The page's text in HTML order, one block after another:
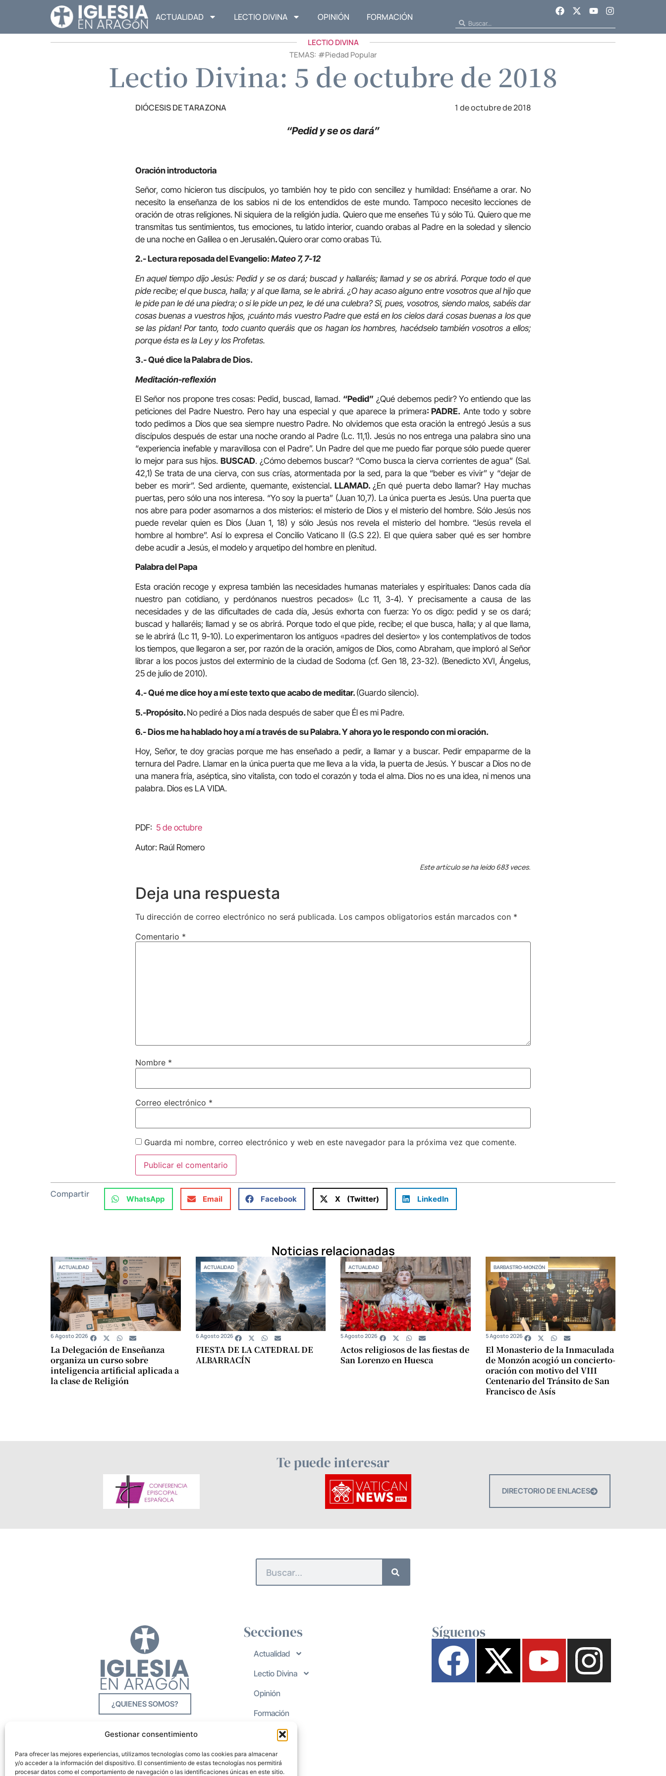
Gestionar consentimiento
Para ofrecer las mejores experiencias, utilizamos tecnologías como las cookies para almacenar
y/o acceder a la información del dispositivo. El consentimiento de estas tecnologías nos permitirá
procesar datos como el comportamiento de navegación o las identificaciones únicas en este sitio.
ACTUALIDAD LECTIO DIVINA OPINIÓN FORMACIÓN
LECTIO DIVINA
TEMAS: #Piedad Popular
Lectio Divina: 5 de octubre de 2018
DIÓCESIS DE TARAZONA 1 de octubre de 2018
“Pedid y se os dará”
Oración introductoria
Señor, como hicieron tus discípulos, yo también hoy te pido con sencillez y humildad: Enséñame a orar. No
necesito la enseñanza de los sabios ni de los entendidos de este mundo. Tampoco necesito lecciones de
oración de otras religiones. Ni siquiera de la religión judía. Quiero que me enseñes Tú y sólo Tú. Quiero que me
transmitas tus sentimientos, tus emociones, tu latido interior, cuando orabas al Padre en la soledad y silencio
de una noche en Galilea o en Jerusalén.Quiero orar como orabas Tú.
2.- Lectura reposada del Evangelio: Mateo 7, 7-12
En aquel tiempo dijo Jesús: Pedid y se os dará; buscad y hallaréis; llamad y se os abrirá. Porque todo el que
pide recibe; el que busca, halla; y al que llama, se le abrirá. ¿O hay acaso alguno entre vosotros que al hijo que
le pide pan le dé una piedra; o si le pide un pez, le dé una culebra? Si, pues, vosotros, siendo malos, sabéis dar
cosas buenas a vuestros hijos, ¡cuánto más vuestro Padre que está en los cielos dará cosas buenas a los que
se las pidan! Por tanto, todo cuanto queráis que os hagan los hombres, hacédselo también vosotros a ellos;
porque ésta es la Ley y los Profetas.
3.- Qué dice la Palabra de Dios.
Meditación-reflexión
El Señor nos propone tres cosas: Pedid, buscad, llamad. “Pedid” ¿Qué debemos pedir? Yo entiendo que las
peticiones del Padre Nuestro. Pero hay una especial y que aparece la primera: PADRE. Ante todo y sobre
todo pedimos a Dios que sea siempre nuestro Padre. No olvidemos que esta oración la entregó Jesús a sus
discípulos después de estar una noche orando al Padre (Lc. 11,1). Jesús no nos entrega una palabra sino una
“experiencia inefable y maravillosa con el Padre”. Un Padre del que me puedo fiar porque sólo puede querer
lo mejor para sus hijos. BUSCAD. ¿Cómo debemos buscar? “Como busca la cierva corrientes de agua” (Sal.
42,1) Se trata de una cierva, con sus crías, atormentada por la sed, para la que “beber es vivir” y “dejar de
beber es morir”. Sed ardiente, quemante, existencial. LLAMAD. ¿En qué puerta debo llamar? Hay muchas
puertas, pero sólo una nos interesa. “Yo soy la puerta” (Juan 10,7). La única puerta es Jesús. Una puerta que
nos abre para poder asomarnos a dos misterios: el misterio de Dios y el misterio del hombre. Sólo Jesús nos
puede revelar quien es Dios (Juan 1, 18) y sólo Jesús nos revela el misterio del hombre. “Jesús revela el
hombre al hombre”. Así lo expresa el Concilio Vaticano II (G.S 22). El que quiera saber qué es ser hombre
debe acudir a Jesús, el modelo y arquetipo del hombre en plenitud.
Palabra del Papa
Esta oración recoge y expresa también las necesidades humanas materiales y espirituales: Danos cada día
nuestro pan cotidiano, y perdónanos nuestros pecados» (Lc 11, 3-4). Y precisamente a causa de las
necesidades y de las dificultades de cada día, Jesús exhorta con fuerza: Yo os digo: pedid y se os dará;
buscad y hallaréis; llamad y se os abrirá. Porque todo el que pide, recibe; el que busca, halla; y al que llama,
se le abrirá (Lc 11, 9-10). Lo experimentaron los antiguos «padres del desierto» y los contemplativos de todos
los tiempos, que llegaron a ser, por razón de la oración, amigos de Dios, como Abraham, que imploró al Señor
librar a los pocos justos del exterminio de la ciudad de Sodoma (cf. Gen 18, 23-32). (Benedicto XVI, Ángelus,
25 de julio de 2010).
4.- Qué me dice hoy a mí este texto que acabo de meditar. (Guardo silencio).
5.-Propósito. No pediré a Dios nada después de saber que Él es mi Padre.
6.- Dios me ha hablado hoy a mí a través de su Palabra. Y ahora yo le respondo con mi oración.
Hoy, Señor, te doy gracias porque me has enseñado a pedir, a llamar y a buscar. Pedir empaparme de la
ternura del Padre. Llamar en la única puerta que me lleva a la vida, la puerta de Jesús. Y buscar a Dios no de
una manera fría, aséptica, sino vitalista, con todo el corazón y toda el alma. Dios no es una idea, ni menos una
palabra. Dios es LA VIDA.
PDF: 5 de octubre
Autor: Raúl Romero
Este artículo se ha leído 683 veces.
Deja una respuesta
Tu dirección de correo electrónico no será publicada. Los campos obligatorios están marcados con *
Comentario *
Nombre *
Correo electrónico *
Guarda mi nombre, correo electrónico y web en este navegador para la próxima vez que comente.
Compartir WhatsApp Email Facebook X (Twitter) LinkedIn
Noticias relacionadas
ACTUALIDAD
La Delegación de Enseñanza
organiza un curso sobre
inteligencia artificial aplicada a
la clase de Religión
6 Agosto 2026
ACTUALIDAD
FIESTA DE LA CATEDRAL DE
ALBARRACÍN
6 Agosto 2026
ACTUALIDAD
Actos religiosos de las fiestas de
San Lorenzo en Huesca
5 Agosto 2026
BARBASTRO-MONZÓN
El Monasterio de la Inmaculada
de Monzón acogió un concierto-
oración con motivo del VIII
Centenario del Tránsito de San
Francisco de Asís
5 Agosto 2026
Te puede interesar
DIRECTORIO DE ENLACES
¿QUIENES SOMOS?
Secciones
Actualidad
Lectio Divina
Opinión
Formación
Síguenos